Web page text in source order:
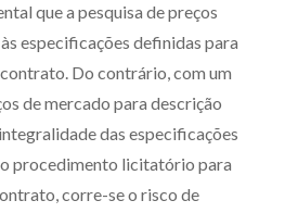
presenciais
in Company
Diferenciais
Receba por RSS
que a pesquisa de preços
especificações definidas para
Do contrário, com um
de mercado para descrição
das especificações
procedimento licitatório para
corre-se o risco de